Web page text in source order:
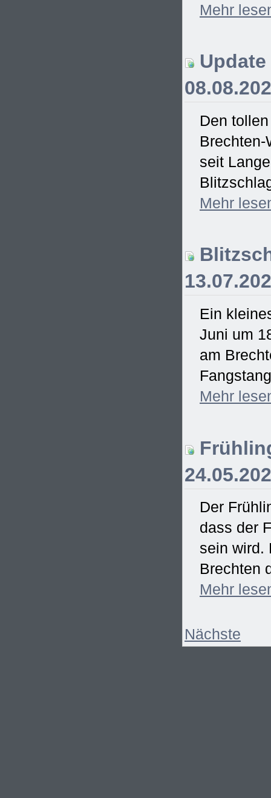
Mehr
Den
Brechten-
seit
Mehr
Ein
Juni um
am
Mehr
Der
dass der
sein wird.
Brechten
Mehr
Nächste